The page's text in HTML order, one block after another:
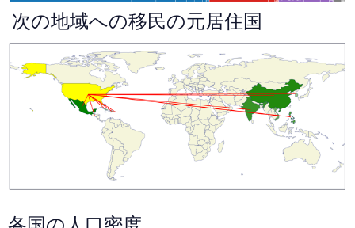
次の地域への移民の元居住国